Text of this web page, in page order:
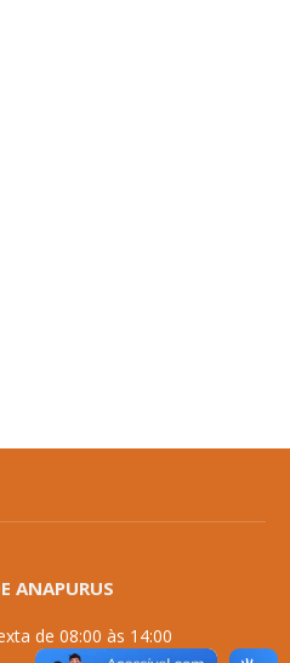
ANAPURUS
de 08:00 às 14:00